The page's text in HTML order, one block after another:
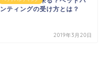
ンティングの受け方とは？
2019年3月20日